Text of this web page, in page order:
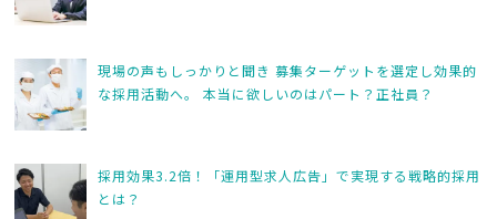
o
k
現場の声もしっかりと聞き 募集ターゲットを選定し効果的
な採用活動へ。 本当に欲しいのはパート？正社員？
採用効果3.2倍！「運用型求人広告」で実現する戦略的採用
とは？